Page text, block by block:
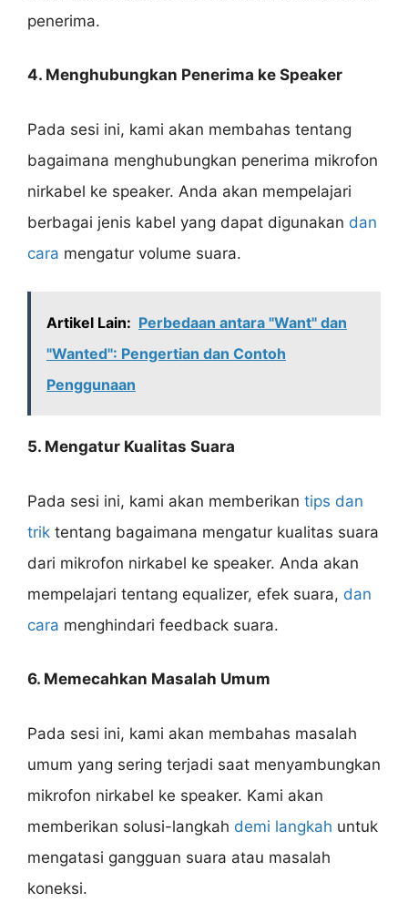
penerima.
4. Menghubungkan Penerima ke Speaker
Pada sesi ini, kami akan membahas tentang
bagaimana menghubungkan penerima mikrofon
nirkabel ke speaker. Anda akan mempelajari
berbagai jenis kabel yang dapat digunakan dan
cara mengatur volume suara.
Artikel Lain: Perbedaan antara "Want" dan
"Wanted": Pengertian dan Contoh
Penggunaan
5. Mengatur Kualitas Suara
Pada sesi ini, kami akan memberikan tips dan
trik tentang bagaimana mengatur kualitas suara
dari mikrofon nirkabel ke speaker. Anda akan
mempelajari tentang equalizer, efek suara, dan
cara menghindari feedback suara.
6. Memecahkan Masalah Umum
Pada sesi ini, kami akan membahas masalah
umum yang sering terjadi saat menyambungkan
mikrofon nirkabel ke speaker. Kami akan
memberikan solusi-langkah demi langkah untuk
mengatasi gangguan suara atau masalah
koneksi.